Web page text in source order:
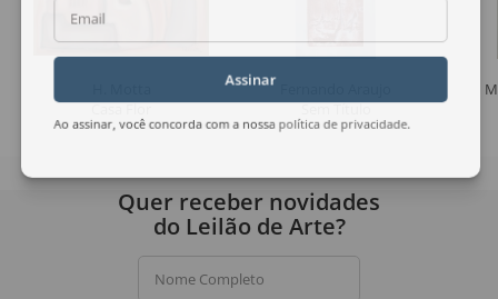
Casa Flor
Sem Título
Email
Assinar
Ao assinar, você concorda com a nossa política de privacidade.
Quer receber novidades
do Leilão de Arte?
Nome Completo